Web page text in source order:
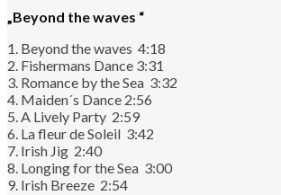
„Beyond the waves “
1. Beyond the waves 4:18
2. Fishermans Dance 3:31
3. Romance by the Sea 3:32
4. Maiden´s Dance 2:56
5. A Lively Party 2:59
6. La fleur de Soleil 3:42
7. Irish Jig 2:40
8. Longing for the Sea 3:00
9. Irish Breeze 2:54